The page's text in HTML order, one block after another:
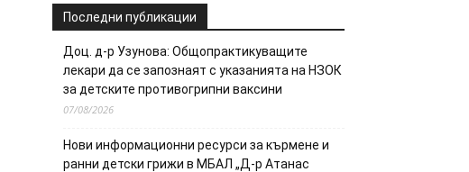
Последни публикации
Доц. д-р Узунова: Общопрактикуващите
лекари да се запознаят с указанията на НЗОК
за детските противогрипни ваксини
07/08/2026
Нови информационни ресурси за кърмене и
ранни детски грижи в МБАЛ „Д-р Атанас